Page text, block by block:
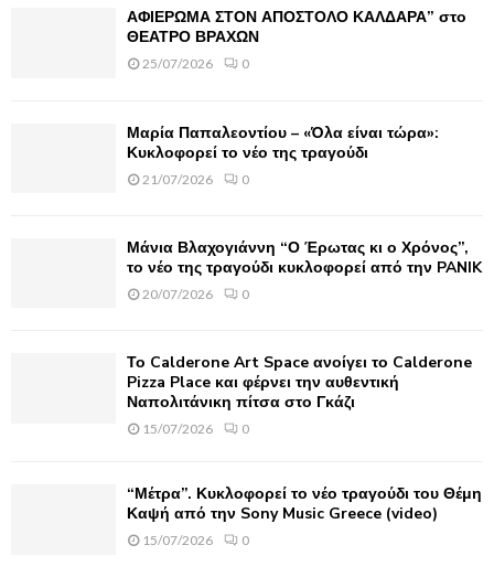
A
ΑΦΙΕΡΩΜΑ ΣΤΟΝ ΑΠΟΣΤΟΛΟ ΚΑΛΔΑΡΑ” στο
ΘΕΑΤΡΟ ΒΡΑΧΩΝ
25/07/2026 0
Μαρία Παπαλεοντίου – «Όλα είναι τώρα»:
Κυκλοφορεί το νέο της τραγούδι
21/07/2026 0
Μάνια Βλαχογιάννη “Ο Έρωτας κι ο Χρόνος”,
το νέο της τραγούδι κυκλοφορεί από την PANIK
20/07/2026 0
Το Calderone Art Space ανοίγει το Calderone
Pizza Place και φέρνει την αυθεντική
Ναπολιτάνικη πίτσα στο Γκάζι
15/07/2026 0
“Μέτρα”. Κυκλοφορεί το νέο τραγούδι του Θέμη
Καψή από την Sony Music Greece (video)
15/07/2026 0